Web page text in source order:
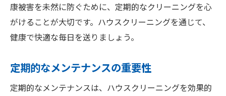
康被害を未然に防ぐために、定期的なクリーニングを心
がけることが大切です。ハウスクリーニングを通じて、
健康で快適な毎日を送りましょう。
定期的なメンテナンスの重要性
定期的なメンテナンスは、ハウスクリーニングを効果的